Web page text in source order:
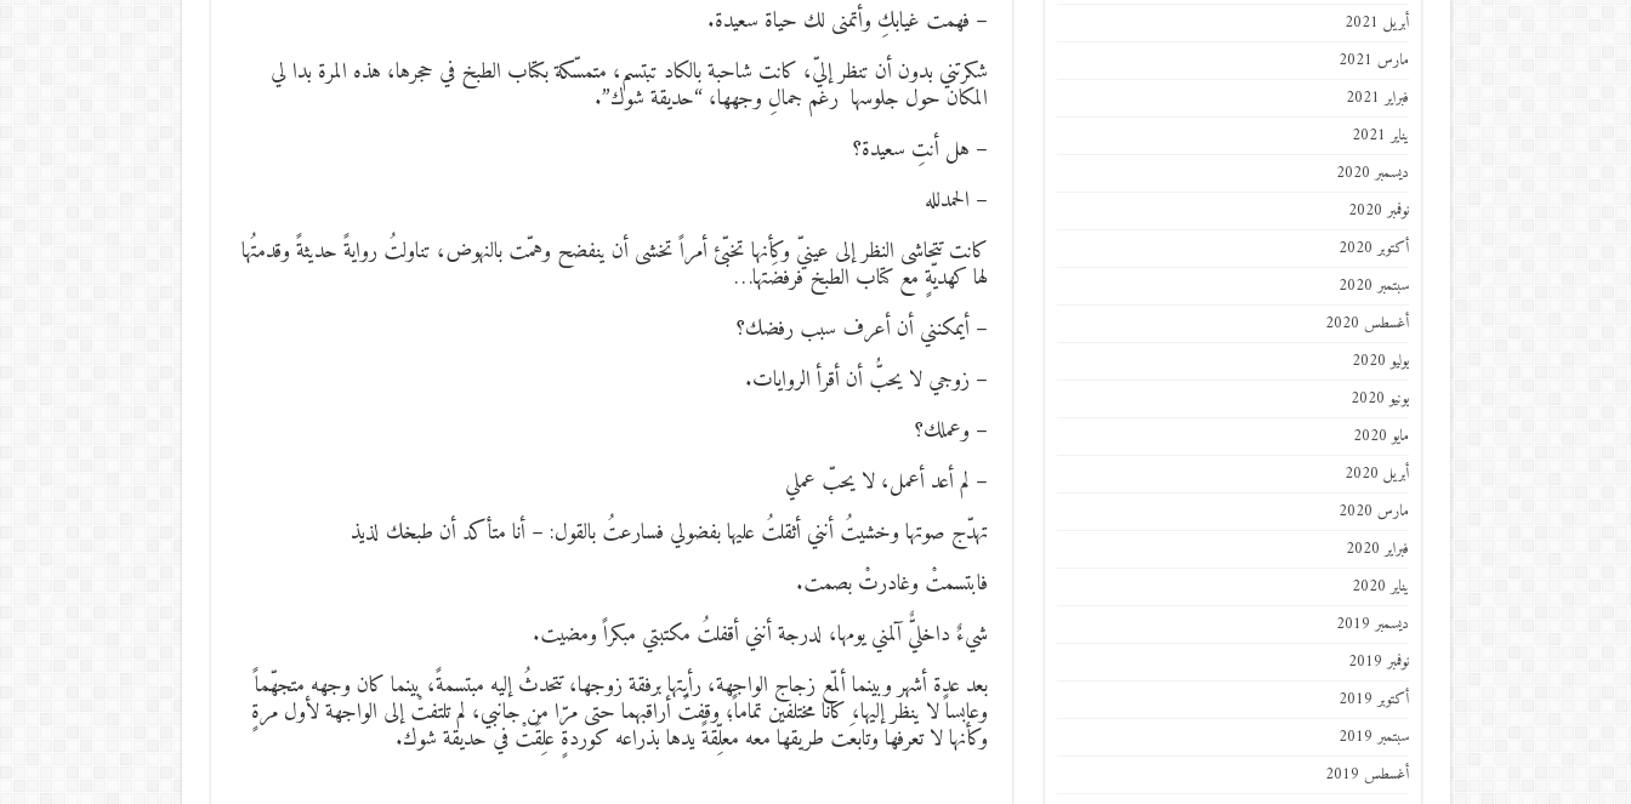
– فهمت غيابكِ وأتمنى لك حياة سعيدة.
شكرتني بدون أن تنظر إليّ، كانت شاحبة بالكاد تبتسم، متمسّكة بكتاب الطبخ في حجرها، هذه المرة بدا لي
المكان حول جلوسها رغم جمالِ وجهها، “حديقة شوك”.
– هل أنتِ سعيدة؟
– الحمدلله
كانت تتحاشى النظر إلى عينيّ وكأنها تخبّئ أمراً تخشى أن ينفضح وهمّت بالنهوض، تناولتُ روايةً حديثةً وقدمتُها
لها كهديّةٍ مع كتاب الطبخ فرفضَتها…
– أيمكنني أن أعرف سبب رفضك؟
– زوجي لا يحبُّ أن أقرأ الروايات.
– وعملك؟
– لم أعد أعمل، لا يحبّ عملي
تهدّج صوتها وخشيتُ أنني أثقلتُ عليها بفضولي فسارعتُ بالقول: – أنا متأكد أن طبخك لذيذ
فابتسمتْ وغادرتْ بصمت.
شيءٌ داخليٌّ آلمني يومها، لدرجة أنني أقفلتُ مكتبتي مبكراً ومضيت.
بعد عدة أشهر وبينما ألمّع زجاج الواجهة، رأيتها برفقة زوجها، تتحدثُ إليه مبتسمةً، بينما كان وجهه متجهّماً
وعابساً لا ينظر إليها، كانا مختلفين تماماً؛ وقفتُ أراقبهما حتى مرّا من جانبي، لم تلتفتْ إلى الواجهة لأول مرةٍ
وكأنها لا تعرفها وتابعَت طريقها معه معلِّقةً يدها بذراعه كوردةٍ علِقَتْ في حديقة شوك.
أبريل 2021
مارس 2021
فبراير 2021
يناير 2021
ديسمبر 2020
نوفمبر 2020
أكتوبر 2020
سبتمبر 2020
أغسطس 2020
يوليو 2020
يونيو 2020
مايو 2020
أبريل 2020
مارس 2020
فبراير 2020
يناير 2020
ديسمبر 2019
نوفمبر 2019
أكتوبر 2019
سبتمبر 2019
أغسطس 2019